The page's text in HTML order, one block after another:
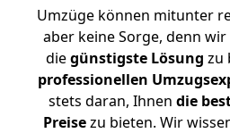
Umzüge können mitunter
aber keine Sorge, denn
diegünstigste Lösung zu
professionellen
stets daran, Ihnen die
Preisezu bieten. Wir